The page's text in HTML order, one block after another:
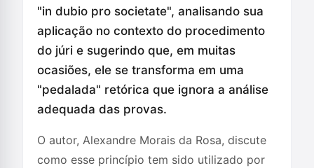
"in dubio pro societate", analisando sua
aplicação no contexto do procedimento
do júri e sugerindo que, em muitas
ocasiões, ele se transforma em uma
"pedalada" retórica que ignora a análise
adequada das provas.
O autor, Alexandre Morais da Rosa, discute
como esse princípio tem sido utilizado por